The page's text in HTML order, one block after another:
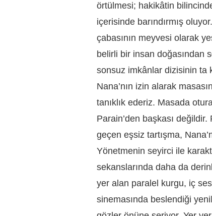
örtülmesi; hakikâtin
içerisinde barındırmış oluyor.
çabasının meyvesi olarak
belirli bir insan doğasından
sonsuz imkânlar dizisinin ta
Nana’nın izin alarak
tanıklık ederiz. Masada
Parain’den başkası
geçen eşsiz tartışma,
Yönetmenin seyirci ile
sekanslarında daha da
yer alan paralel kurgu, iç
sinemasında beslendiği